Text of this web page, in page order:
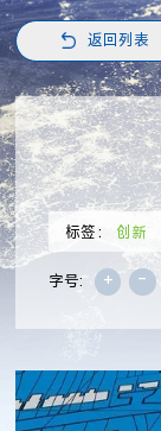
返回列表
标签： 创新
字号: + -